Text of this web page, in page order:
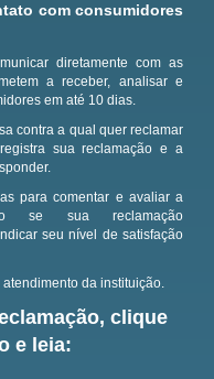
com consumidores
diretamente com as
a receber, analisar e
em até 10 dias.
contra a qual quer reclamar
sua reclamação e a
para comentar e avaliar a
se sua reclamação
seu nível de satisfação
da instituição.
clique
e leia: